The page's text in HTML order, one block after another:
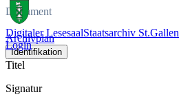
Digitaler LesesaalStaatsarchiv St.Gallen
Login
Dokument
Archivplan
Identifikation
Titel
Signatur